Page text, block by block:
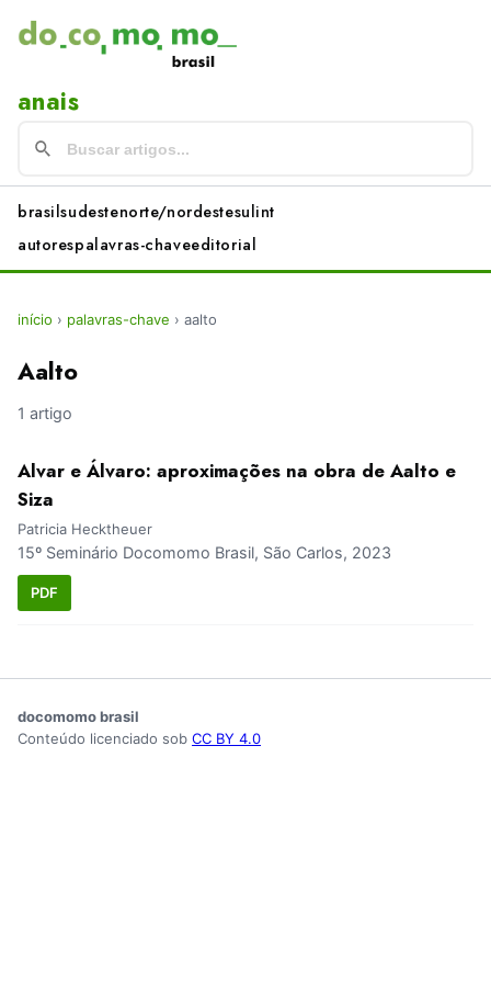
anais
brasilsudestenorte/nordestesulint
autorespalavras-chaveeditorial
início › palavras-chave › aalto
Aalto
1 artigo
Alvar e Álvaro: aproximações na obra de Aalto e
Siza
Patricia Hecktheuer
15º Seminário Docomomo Brasil, São Carlos, 2023
PDF
docomomo brasil
Conteúdo licenciado sob CC BY 4.0